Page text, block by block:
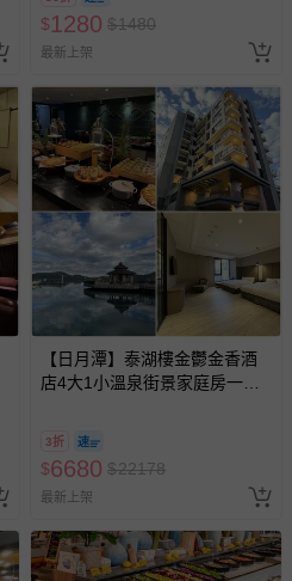
$1280 $1480
最新上架
【日月潭】泰湖樓金鬱金香酒
店4大1小溫泉街景家庭房一泊
3折
$6680 $22178
最新上架